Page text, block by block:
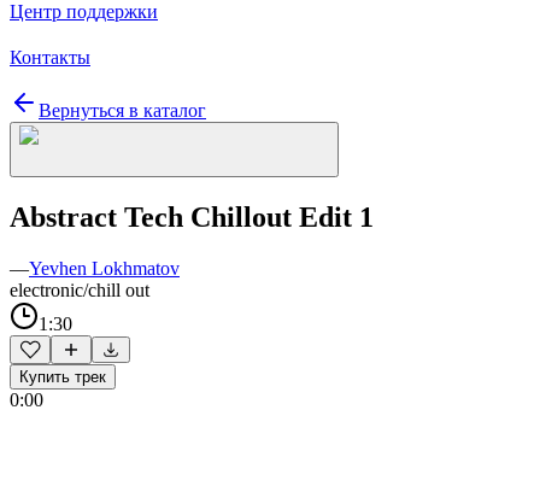
Центр поддержки
Контакты
Вернуться в каталог
Abstract Tech Chillout Edit 1
—Yevhen Lokhmatov
electronic/chill out
1:30
Купить трек
0:00